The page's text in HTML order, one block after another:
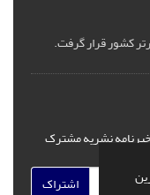
کشور قرار گرفت.
خبرنامه نشریه مشترک
اشتراک